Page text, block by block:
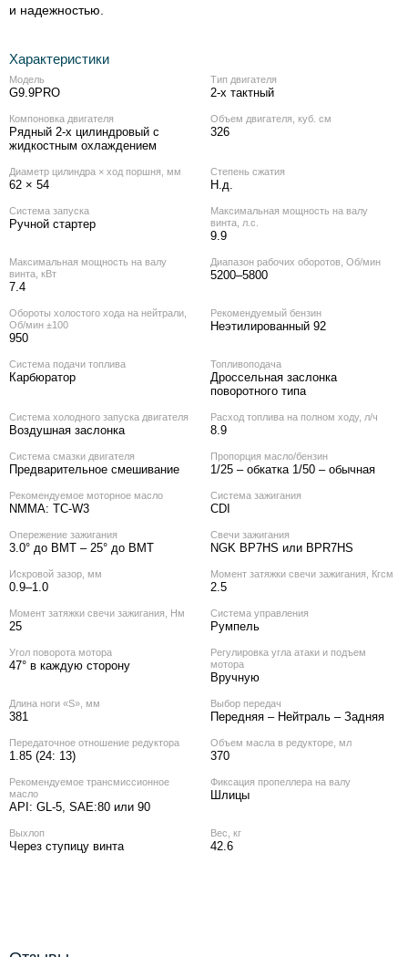
и надежностью.
Характеристики
Модель
G9.9PRO
Тип двигателя
2-х тактный
Компоновка двигателя
Рядный 2-х цилиндровый с
жидкостным охлаждением
Объем двигателя, куб. см
326
Диаметр цилиндра × ход поршня, мм
62 × 54
Степень сжатия
Н.д.
Система запуска
Ручной стартер
Максимальная мощность на валу
винта, л.с.
9.9
Максимальная мощность на валу
винта, кВт
7.4
Диапазон рабочих оборотов, Об/мин
5200–5800
Обороты холостого хода на нейтрали,
Об/мин ±100
950
Рекомендуемый бензин
Неэтилированный 92
Система подачи топлива
Карбюратор
Топливоподача
Дроссельная заслонка
поворотного типа
Система холодного запуска двигателя
Воздушная заслонка
Расход топлива на полном ходу, л/ч
8.9
Система смазки двигателя
Предварительное смешивание
Пропорция масло/бензин
1/25 – обкатка 1/50 – обычная
Рекомендуемое моторное масло
NMMA: TC-W3
Система зажигания
CDI
Опережение зажигания
3.0° до ВМТ – 25° до ВМТ
Свечи зажигания
NGK BP7HS или BPR7HS
Искровой зазор, мм
0.9–1.0
Момент затяжки свечи зажигания, Кгсм
2.5
Момент затяжки свечи зажигания, Нм
25
Система управления
Румпель
Угол поворота мотора
47° в каждую сторону
Регулировка угла атаки и подъем
мотора
Вручную
Длина ноги «S», мм
381
Выбор передач
Передняя – Нейтраль – Задняя
Передаточное отношение редуктора
1.85 (24: 13)
Объем масла в редукторе, мл
370
Рекомендуемое трансмиссионное
масло
API: GL-5, SAE:80 или 90
Фиксация пропеллера на валу
Шлицы
Выхлоп
Через ступицу винта
Вес, кг
42.6